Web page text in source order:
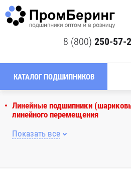
8 (800) 250-57-
КАТАЛОГ ПОДШИПНИКОВ
Линейные подшипники
линейного перемещения
Показать все